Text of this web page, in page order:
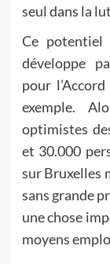
seul dans la
Ce
développe
pour
exemple.
optimistes
et 30.000
sur Bruxelles
sans grande
une chose
moyens